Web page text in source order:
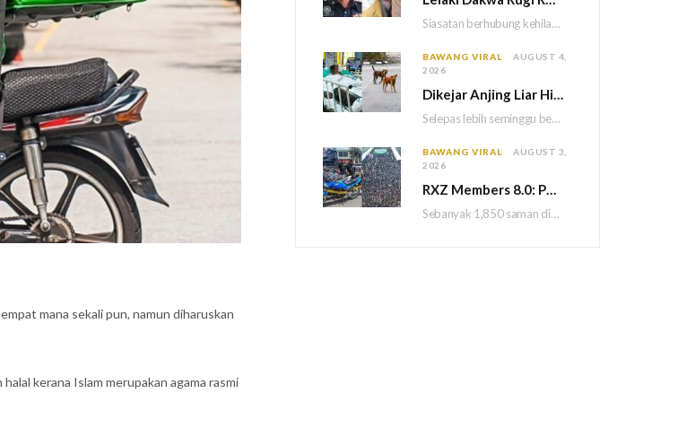
mana sekali pun, namun diharuskan
kerana Islam merupakan agama rasmi
Siasatan berhubung kehilangan tiga sekeluarga di Bukit Kayu Hitam kini memasuki perkembangan baharu apabila polis…
BAWANG VIRAL
AUGUST 4,
2026
Dikejar Anjing Liar Hingga Kemalangan, Mekanik Berdepan Risiko Kecederaan Otak Kekal
Selepas lebih seminggu berada dalam keadaan koma akibat kemalangan dipercayai berpunca daripada kejadian dikejar sekumpulan…
BAWANG VIRAL
AUGUST 3,
2026
RXZ Members 8.0: Polis Keluar 1,850 Saman, Sita 222 Motosikal & 5 Maut
Sebanyak 1,850 saman dikeluarkan atas pelbagai kesalahan lalu lintas manakala 222 motosikal disita sepanjang penganjuran…